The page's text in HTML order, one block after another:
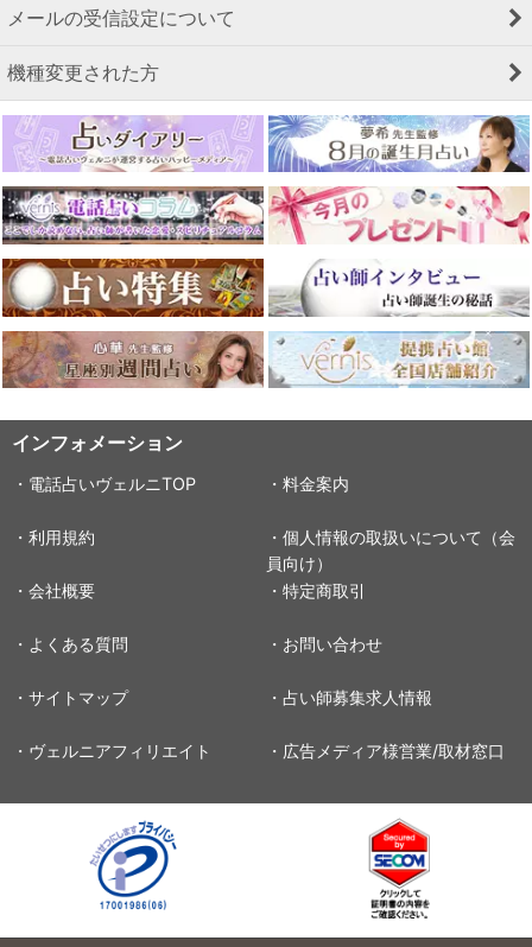
メールの受信設定について
機種変更された方
インフォメーション
・電話占いヴェルニTOP ・料金案内
・利用規約
・個人情報の取扱いについて（会
員向け）
・会社概要
・特定商取引
・よくある質問 ・お問い合わせ
・サイトマップ ・占い師募集求人情報
・ヴェルニアフィリエイト ・広告メディア様営業/取材窓口